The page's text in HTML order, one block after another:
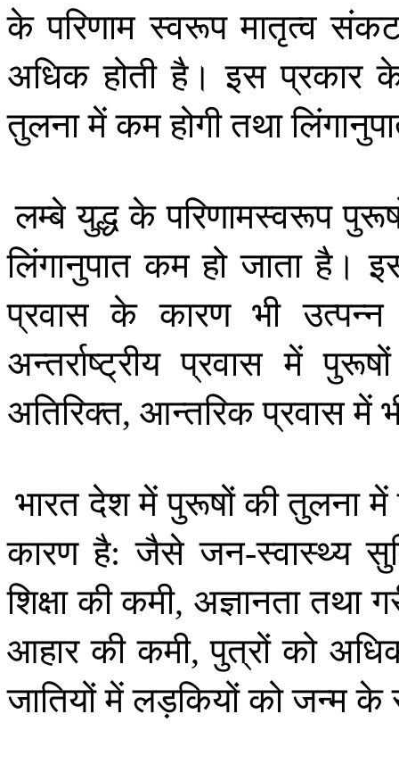
के परिणाम स्वरूप मातृत्व
अधिक होती है। इस प्रकार
तुलनामेंकमहोगीतथा
लम्बे युद्ध के परिणामस्वरूप
लिंगानुपात कम हो जाता है।
प्रवास के कारण भी उत्पन्न
अन्तर्राष्ट्रीय प्रवास में पुरूषों
अतिरिक्त, आन्तरिकप्रवासमें
भारतदेशमेंपुरूषोंकीतुलनामें
कारण है:जैसे जन-स्वास्थ्य
शिक्षाकीकमी, अज्ञानतातथा
आहार की कमी,पुत्रों को
जातियोंमेंलड़कियोंकोजन्मके